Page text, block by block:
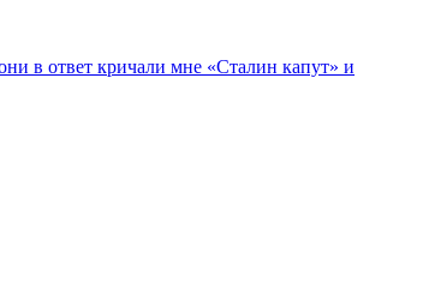
в ответ кричали мне «Сталин капут» и